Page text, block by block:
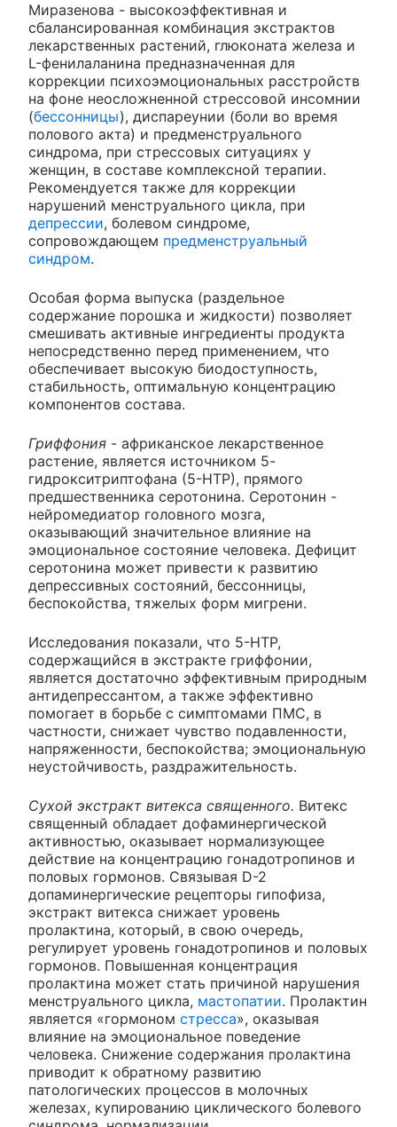
Миразенова - высокоэффективная и
сбалансированная комбинация экстрактов
лекарственных растений, глюконата железа и
L-фенилаланина предназначенная для
коррекции психоэмоциональных расстройств
на фоне неосложненной стрессовой инсомнии
(бессонницы), диспареунии (боли во время
полового акта) и предменструального
синдрома, при стрессовых ситуациях у
женщин, в составе комплексной терапии.
Рекомендуется также для коррекции
нарушений менструального цикла, при
депрессии, болевом синдроме,
сопровождающем предменструальный
синдром.
Особая форма выпуска (раздельное
содержание порошка и жидкости) позволяет
смешивать активные ингредиенты продукта
непосредственно перед применением, что
обеспечивает высокую биодоступность,
стабильность, оптимальную концентрацию
компонентов состава.
Гриффония - африканское лекарственное
растение, является источником 5-
гидрокситриптофана (5-НТР), прямого
предшественника серотонина. Серотонин -
нейромедиатор головного мозга,
оказывающий значительное влияние на
эмоциональное состояние человека. Дефицит
серотонина может привести к развитию
депрессивных состояний, бессонницы,
беспокойства, тяжелых форм мигрени.
Исследования показали, что 5-НТР,
содержащийся в экстракте гриффонии,
является достаточно эффективным природным
антидепрессантом, а также эффективно
помогает в борьбе с симптомами ПМС, в
частности, снижает чувство подавленности,
напряженности, беспокойства; эмоциональную
неустойчивость, раздражительность.
Сухой экстракт витекса священного. Витекс
священный обладает дофаминергической
активностью, оказывает нормализующее
действие на концентрацию гонадотропинов и
половых гормонов. Связывая D-2
допаминергические рецепторы гипофиза,
экстракт витекса снижает уровень
пролактина, который, в свою очередь,
регулирует уровень гонадотропинов и половых
гормонов. Повышенная концентрация
пролактина может стать причиной нарушения
менструального цикла, мастопатии. Пролактин
является «гормоном стресса», оказывая
влияние на эмоциональное поведение
человека. Снижение содержания пролактина
приводит к обратному развитию
патологических процессов в молочных
железах, купированию циклического болевого